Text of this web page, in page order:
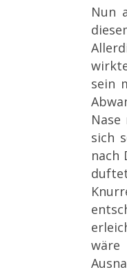
Nun
sein
sich
nach
wäre